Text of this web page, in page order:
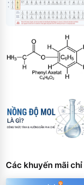
Các khuyến mãi chỉ